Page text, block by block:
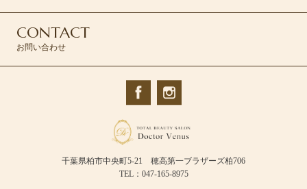
CONTACT
お問い合わせ
千葉県柏市中央町5-21 穂高第一ブラザーズ柏706
TEL：047-165-8975